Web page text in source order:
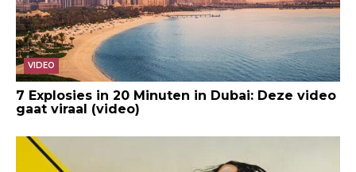
VIDEO
7 Explosies in 20 Minuten in Dubai: Deze video
gaat viraal (video)